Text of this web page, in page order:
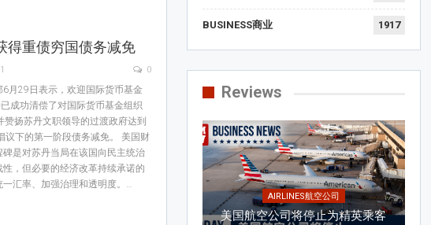
得重债穷国债务减免
0
月29日表示，欢迎国际货币基金
成功清偿了对国际货币基金组织
赞扬苏丹文职领导的过渡政府达到
议下的第一阶段债务减免。 美国财
是对苏丹当局在该国向民主统治
，但必要的经济改革持续承诺的
汇率、加强治理和透明度。…
BUSINESS商业 1917
Reviews
AIRLINES航空公司
美国航空公司将停止为精英乘客